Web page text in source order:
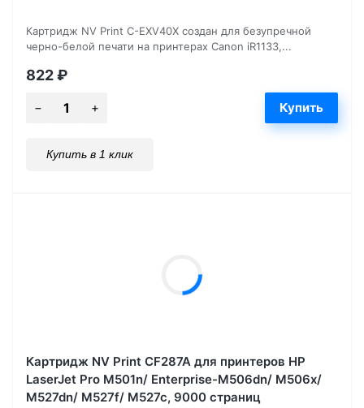
Картридж NV Print C-EXV40X создан для безупречной
черно-белой печати на принтерах Canon iR1133,...
822₽
Купить в 1 клик
Картридж NV Print CF287A для принтеров HP
LaserJet Pro M501n/ Enterprise-M506dn/ M506x/
M527dn/ M527f/ M527c, 9000 страниц